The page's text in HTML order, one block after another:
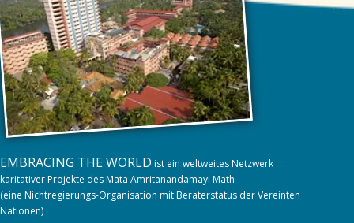
EMBRACING THE WORLD ist ein weltweites Netzwerk
karitativer Projekte des Mata Amritanandamayi Math
(eine Nichtregierungs-Organisation mit Beraterstatus der Vereinten
Nationen)